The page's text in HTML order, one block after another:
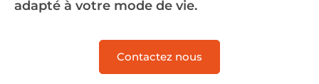
adapté à votre mode de vie.
Contactez nous